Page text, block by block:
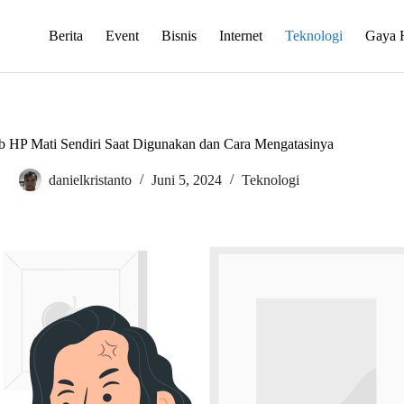
Berita Event Bisnis Internet Teknologi Gaya
HP Mati Sendiri Saat Digunakan dan Cara Mengatasinya
danielkristanto Juni 5, 2024 Teknologi